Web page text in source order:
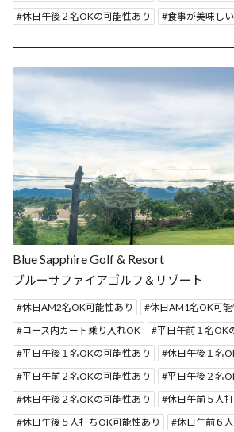
休日午後２名OKの可能性あり
食事が美味しい
Blue Sapphire Golf & Resort
ブルーサファイアゴルフ＆リゾート
休日AM2名OK可能性あり 休日AM1名OK可能
コース内カート乗り入れOK
平日午前１名OK
平日午後１名OKの可能性あり
休日午後１名
平日午前２名OKの可能性あり
平日午後２名
休日午後２名OKの可能性あり
休日午前５人
休日午後５人打ちOK可能性あり
休日午前６